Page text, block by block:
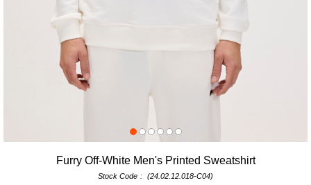
Furry Off-White Men's Printed Sweatshirt
Stock Code (24.02.12.018-C04)